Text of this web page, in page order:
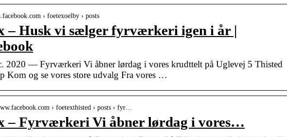
› foetexoelby › posts
– Husk vi sælger fyrværkeri igen i år |
2020 — Fyrværkeri Vi åbner lørdag i vores krudttelt på Uglevej 5 Thisted
Kom og se vores store udvalg Fra vores …
› foetexthisted › posts › fyr…
– Fyrværkeri Vi åbner lørdag i vores…